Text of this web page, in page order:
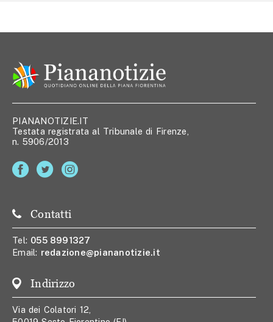
PIANANOTIZIE.IT
Testata registrata al Tribunale di Firenze,
n. 5906/2013
Contatti
Tel: 055 8991327
Email: redazione@piananotizie.it
Indirizzo
Via dei Colatori 12,